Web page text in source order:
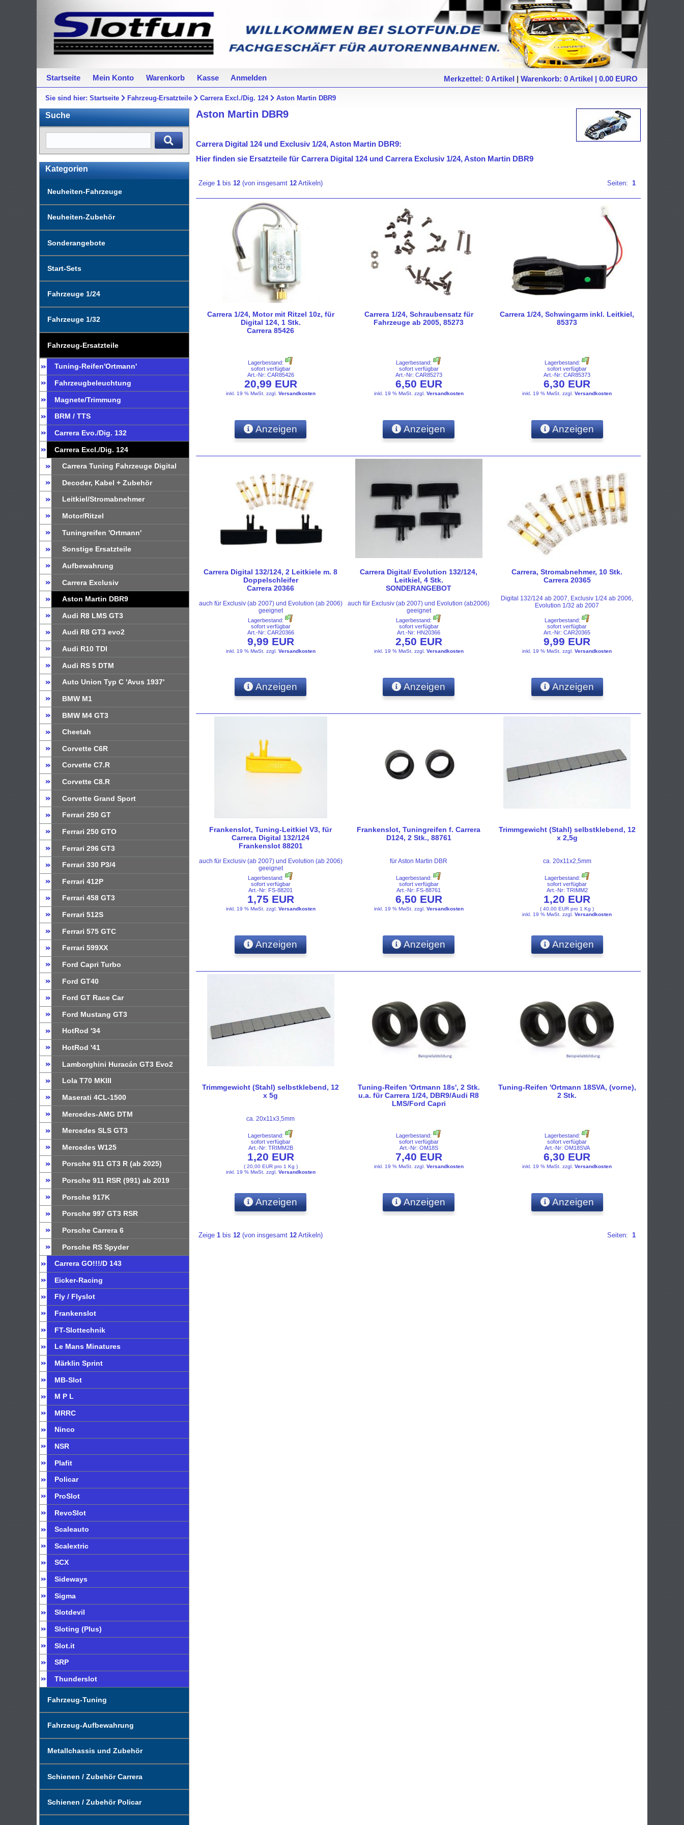
Startseite Mein Konto Warenkorb Kasse Anmelden Merkzettel: 0 Artikel | Warenkorb: 0 Artikel | 0.00 EURO
Sie sind hier:Startseite Fahrzeug-Ersatzteile Carrera Excl./Dig. 124 Aston Martin DBR9
Suche
Kategorien
Neuheiten-Fahrzeuge
Neuheiten-Zubehör
Sonderangebote
Start-Sets
Fahrzeuge 1/24
Fahrzeuge 1/32
Fahrzeug-Ersatzteile
Tuning-Reifen'Ortmann'
Fahrzeugbeleuchtung
Magnete/Trimmung
BRM / TTS
Carrera Evo./Dig. 132
Carrera Excl./Dig. 124
Carrera Tuning Fahrzeuge Digital
Decoder, Kabel + Zubehör
Leitkiel/Stromabnehmer
Motor/Ritzel
Tuningreifen 'Ortmann'
Sonstige Ersatzteile
Aufbewahrung
Carrera Exclusiv
Aston Martin DBR9
Audi R8 LMS GT3
Audi R8 GT3 evo2
Audi R10 TDI
Audi RS 5 DTM
Auto Union Typ C 'Avus 1937'
BMW M1
BMW M4 GT3
Cheetah
Corvette C6R
Corvette C7.R
Corvette C8.R
Corvette Grand Sport
Ferrari 250 GT
Ferrari 250 GTO
Ferrari 296 GT3
Ferrari 330 P3/4
Ferrari 412P
Ferrari 458 GT3
Ferrari 512S
Ferrari 575 GTC
Ferrari 599XX
Ford Capri Turbo
Ford GT40
Ford GT Race Car
Ford Mustang GT3
HotRod '34
HotRod '41
Lamborghini Huracán GT3 Evo2
Lola T70 MKIII
Maserati 4CL-1500
Mercedes-AMG DTM
Mercedes SLS GT3
Mercedes W125
Porsche 911 GT3 R (ab 2025)
Porsche 911 RSR (991) ab 2019
Porsche 917K
Porsche 997 GT3 RSR
Porsche Carrera 6
Porsche RS Spyder
Carrera GO!!!/D 143
Eicker-Racing
Fly / Flyslot
Frankenslot
FT-Slottechnik
Le Mans Minatures
Märklin Sprint
MB-Slot
M P L
MRRC
Ninco
NSR
Plafit
Policar
ProSlot
RevoSlot
Scaleauto
Scalextric
SCX
Sideways
Sigma
Slotdevil
Sloting (Plus)
Slot.it
SRP
Thunderslot
Fahrzeug-Tuning
Fahrzeug-Aufbewahrung
Metallchassis und Zubehör
Schienen / Zubehör Carrera
Schienen / Zubehör Policar
Aston Martin DBR9
Carrera Digital 124 und Exclusiv 1/24, Aston Martin DBR9:
Hier finden sie Ersatzteile für Carrera Digital 124 und Carrera Exclusiv 1/24, Aston Martin DBR9
Zeige1 bis12 (von insgesamt12 Artikeln) Seiten:1
Carrera 1/24, Motor mit Ritzel 10z, für
Digital 124, 1 Stk.
Carrera 85426
Lagerbestand:
sofort verfügbar
Art.-Nr: CAR85426
20,99 EUR
inkl. 19 % MwSt. zzgl. Versandkosten
Anzeigen
Carrera 1/24, Schraubensatz für
Fahrzeuge ab 2005, 85273
Lagerbestand:
sofort verfügbar
Art.-Nr: CAR85273
6,50 EUR
inkl. 19 % MwSt. zzgl. Versandkosten
Anzeigen
Carrera 1/24, Schwingarm inkl. Leitkiel,
85373
Lagerbestand:
sofort verfügbar
Art.-Nr: CAR85373
6,30 EUR
inkl. 19 % MwSt.zzgl.Versandkosten
Anzeigen
Carrera Digital 132/124, 2 Leitkiele m. 8
Doppelschleifer
Carrera 20366
auch für Exclusiv (ab 2007) und Evolution (ab 2006)
geeignet
Lagerbestand:
sofort verfügbar
Art.-Nr: CAR20366
9,99 EUR
inkl. 19 % MwSt. zzgl. Versandkosten
Anzeigen
Carrera Digital/ Evolution 132/124,
Leitkiel, 4 Stk.
SONDERANGEBOT
auch für Exclusiv (ab 2007) und Evolution (ab2006)
geeignet
Lagerbestand:
sofort verfügbar
Art.-Nr: HN20366
2,50 EUR
inkl. 19 % MwSt. zzgl. Versandkosten
Anzeigen
Carrera, Stromabnehmer, 10 Stk.
Carrera 20365
Digital 132/124 ab 2007, Exclusiv 1/24 ab 2006,
Evolution 1/32 ab 2007
Lagerbestand:
sofort verfügbar
Art.-Nr: CAR20365
9,99 EUR
inkl. 19 % MwSt.zzgl.Versandkosten
Anzeigen
Frankenslot, Tuning-Leitkiel V3, für
Carrera Digital 132/124
Frankenslot 88201
auch für Exclusiv (ab 2007) und Evolution (ab 2006)
geeignet
Lagerbestand:
sofort verfügbar
Art.-Nr: FS-88201
1,75 EUR
inkl. 19 % MwSt. zzgl. Versandkosten
Anzeigen
Frankenslot, Tuningreifen f. Carrera
D124, 2 Stk., 88761
für Aston Martin DBR
Lagerbestand:
sofort verfügbar
Art.-Nr: FS-88761
6,50 EUR
inkl. 19 % MwSt. zzgl. Versandkosten
Anzeigen
Trimmgewicht (Stahl) selbstklebend, 12
x 2,5g
ca. 20x11x2,5mm
Lagerbestand:
sofort verfügbar
Art.-Nr: TRIMM2
1,20 EUR
( 40,00 EUR pro 1 Kg )
inkl. 19 % MwSt.zzgl.Versandkosten
Anzeigen
Trimmgewicht (Stahl) selbstklebend, 12
x 5g
ca. 20x11x3,5mm
Lagerbestand:
sofort verfügbar
Art.-Nr: TRIMM2B
1,20 EUR
( 20,00 EUR pro 1 Kg )
inkl. 19 % MwSt. zzgl. Versandkosten
Anzeigen
Tuning-Reifen 'Ortmann 18s', 2 Stk.
u.a. für Carrera 1/24, DBR9/Audi R8
LMS/Ford Capri
Lagerbestand:
sofort verfügbar
Art.-Nr: OM18S
7,40 EUR
inkl. 19 % MwSt. zzgl. Versandkosten
Anzeigen
Tuning-Reifen 'Ortmann 18SVA, (vorne),
2 Stk.
Lagerbestand:
sofort verfügbar
Art.-Nr: OM18SVA
6,30 EUR
inkl. 19 % MwSt.zzgl.Versandkosten
Anzeigen
Zeige1 bis12 (von insgesamt12 Artikeln) Seiten:1